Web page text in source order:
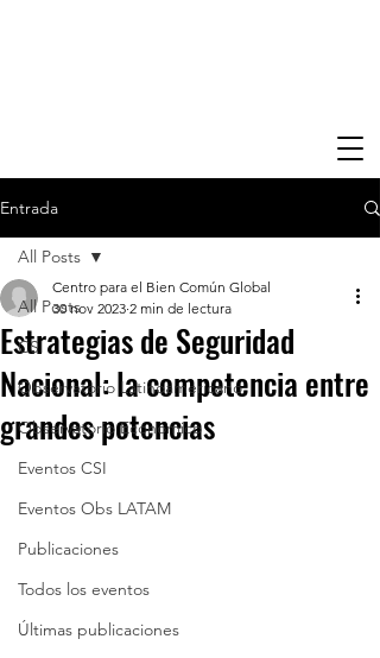
Entrada
All Posts
CSI
Observatorio Latinoamericano
Observatorio Economico
Eventos CSI
Eventos Obs LATAM
Publicaciones
Todos los eventos
Últimas publicaciones
All Posts
Estrategias de Seguridad
Nacional: la competencia entre
grandes potencias
Centro para el Bien Común Global
30 nov 2023 2 min de lectura